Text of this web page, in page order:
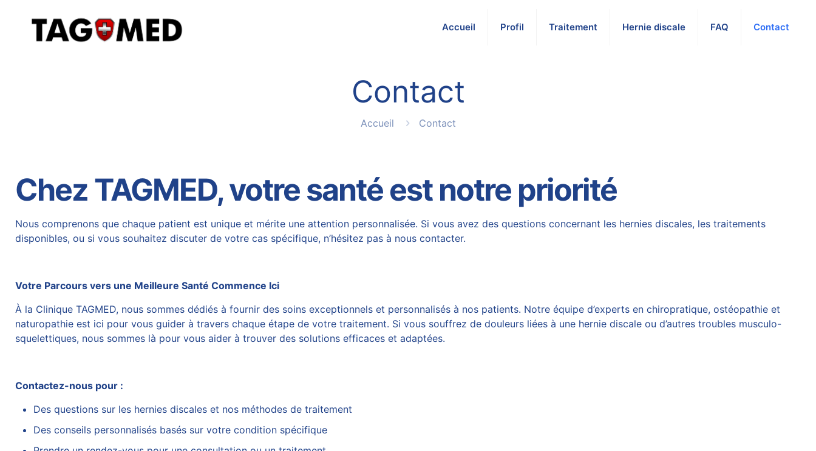
Accueil Profil Traitement Hernie discale FAQ Contact
Contact
Accueil Contact
Chez TAGMED, votre santé est notre priorité
Nous comprenons que chaque patient est unique et mérite une attention personnalisée. Si vous avez des questions concernant les hernies discales, les traitements
disponibles, ou si vous souhaitez discuter de votre cas spécifique, n’hésitez pas à nous contacter.
Votre Parcours vers une Meilleure Santé Commence Ici
À la Clinique TAGMED, nous sommes dédiés à fournir des soins exceptionnels et personnalisés à nos patients. Notre équipe d’experts en chiropratique, ostéopathie et
naturopathie est ici pour vous guider à travers chaque étape de votretraitement. Si vous souffrez de douleurs liées à une hernie discale ou d’autres troubles musculo-
squelettiques, nous sommes là pour vous aider à trouver des solutions efficaces et adaptées.
Contactez-nous pour :
Des questions sur les herniesdiscales et nos méthodes de traitement
Des conseils personnalisés basés sur votre condition spécifique